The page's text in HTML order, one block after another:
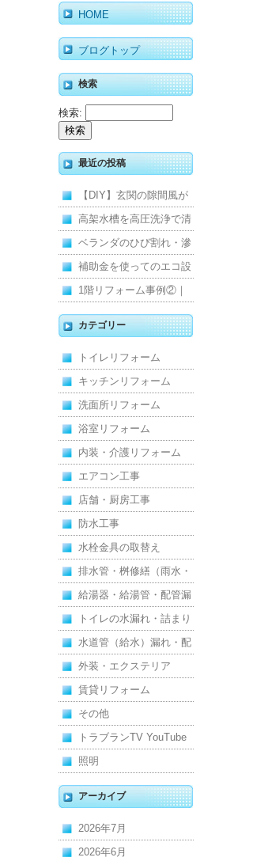
HOME
ブログトップ
検索
検索:
最近の投稿
【DIY】玄関の隙間風が
寒くて断熱ドアに交換し
ました
高架水槽を高圧洗浄で清
掃！衛生的な給水環境を
維持｜施工事例
ベランダのひび割れ・滲
みを解消！賃貸マンショ
ン防水工事
補助金を使ってのエコ設
備住宅リフォーム
1階リフォーム事例②｜
キッチン・床・収納を一
新し、扉新設で動線を整
えた全面改修
カテゴリー
トイレリフォーム
キッチンリフォーム
洗面所リフォーム
浴室リフォーム
内装・介護リフォーム
エアコン工事
店舗・厨房工事
防水工事
水栓金具の取替え
排水管・桝修繕（雨水・
汚水）
給湯器・給湯管・配管漏
れ
トイレの水漏れ・詰まり
水道管（給水）漏れ・配
管
外装・エクステリア
賃貸リフォーム
その他
トラブランTV YouTube
照明
アーカイブ
2026年7月
2026年6月